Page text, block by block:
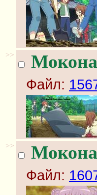
>> Мокона
Файл:
>> Мокона
Файл: